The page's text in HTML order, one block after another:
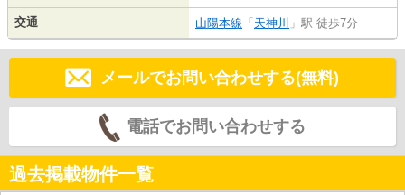
交通 山陽本線 「天神川 」駅 徒歩7分
メールでお問い合わせする(無料)
電話でお問い合わせする
過去掲載物件一覧